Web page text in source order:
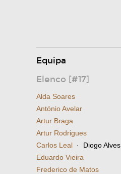
Equipa
Elenco [#17]
Alda Soares
António Avelar
Artur Braga
Artur Rodrigues
Carlos Leal · Diogo Alves
Eduardo Vieira
Frederico de Matos